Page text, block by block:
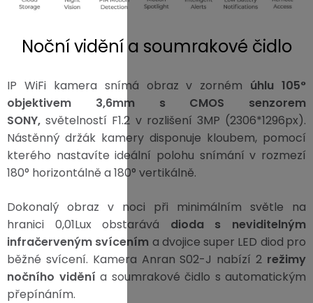
Noční vidění a soumrakové čidlo
IP WiFi kamera snímá obraz v zorném úhlu 105°
objektivem 3,6mm s CMOS senzorem
SONY, světelností F1.2 v rozlišení 3MP (2306*1296px).
Nástěnný držák kamery disponuje kloubem, pomocí
kterého nastavíte ideální polohu snímání v rozmezí
180° horizontálně a 180° vertikálně.
Dokonalý obraz v noci při minimálním světle na
hranici 0,01Lux obstarává dioda s neviditelným
infračerveným svícením a dvojice super LED diod pro
běžné svícení. Kamera Anran S02-J nabízí 2 režimy
nočního vidění a soumrakové čidlo s automatickým
přepínáním.